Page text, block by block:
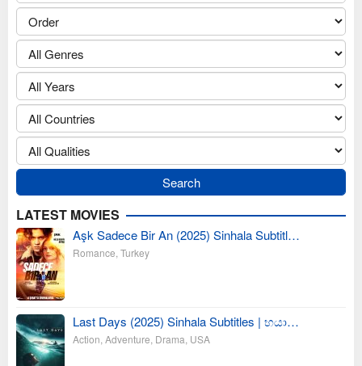
LATEST MOVIES
Aşk Sadece Bir An (2025) Sinhala Subtitl…
Romance Turkey
Last Days (2025) Sinhala Subtitles | භයා…
Action Adventure Drama USA